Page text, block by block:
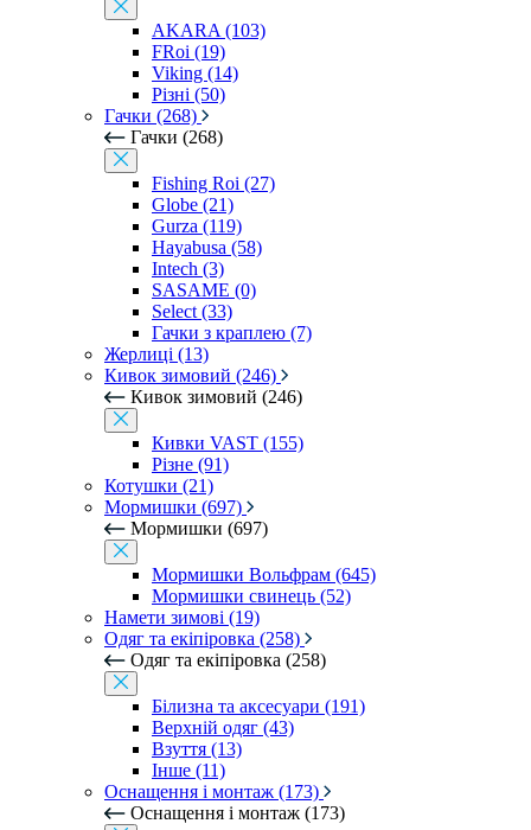
AKARA (103)
FRoi (19)
Viking (14)
Різні (50)
Гачки (268)
Гачки (268)
Fishing Roi (27)
Globe (21)
Gurza (119)
Hayabusa (58)
Intech (3)
SASAME (0)
Select (33)
Гачки з краплею (7)
Жерлиці (13)
Кивок зимовий (246)
Кивок зимовий (246)
Кивки VAST (155)
Різне (91)
Котушки (21)
Мормишки (697)
Мормишки (697)
Мормишки Вольфрам (645)
Мормишки свинець (52)
Намети зимові (19)
Одяг та екіпіровка (258)
Одяг та екіпіровка (258)
Білизна та аксесуари (191)
Верхній одяг (43)
Взуття (13)
Інше (11)
Оснащення і монтаж (173)
Оснащення і монтаж (173)